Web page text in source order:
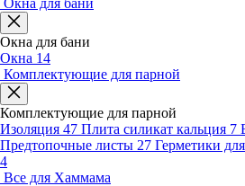
Окна для бани
Окна для бани
Окна 14
Комплектующие для парной
Комплектующие для парной
Изоляция 47 Плита силикат кальция 7
Предтопочные листы 27 Герметики
4
Все для Хаммама